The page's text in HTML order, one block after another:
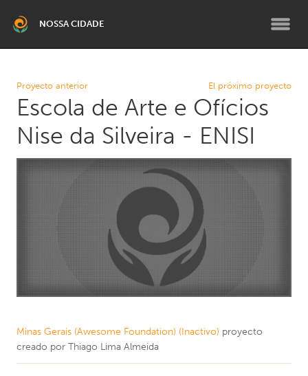
NOSSA CIDADE
BELO HORIZONTE
Grande Belo Horizonte
RMBH SUL
Brumadinho
Climático RMBH
Fortalecimento Institucional
Pessoas Migrantes
Programa de Bolsas para
Líderes Comunitários
Proyecto anterior El próximo proyecto
Escola de Arte e Ofícios
Nise da Silveira - ENISI
Minas Gerais (Awesome Foundation) (Inactivo) proyecto
creado por Thiago Lima Almeida